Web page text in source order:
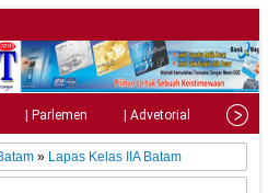
| Parlemen | Advetorial |
» Lapas Kelas IIA Batam